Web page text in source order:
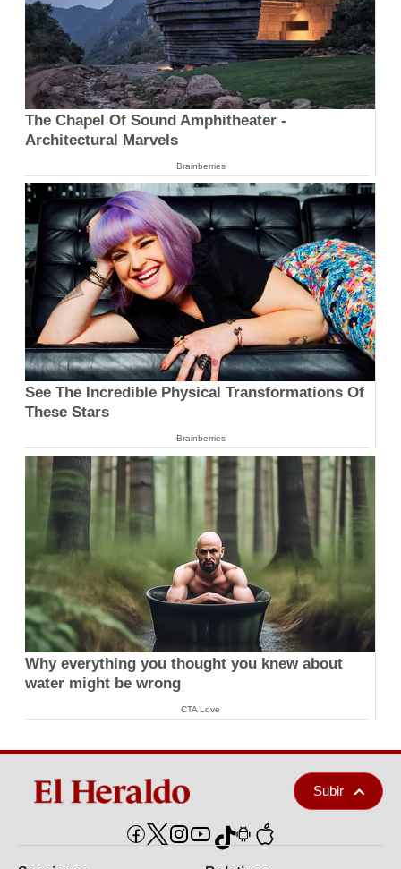
The Chapel Of Sound Amphitheater -
Architectural Marvels
Brainberries
See The Incredible Physical Transformations Of
These Stars
Brainberries
Why everything you thought you knew about
water might be wrong
CTA Love
Subir